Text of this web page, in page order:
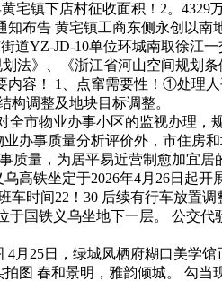
宅镇下店村征收面积！2。4329
布告 黄宅镇工商东侧永创以南
道YZ-JD-10单位环城南取徐江
法》、《浙江省河山空间规划条
内容！ 1、点窜需要性！①处理
调整及地块目标调整。
市物业办事小区的监视办理，
办事质量分析评价外，市住房
量，为居平易近营制愈加宜居
铁坐定于2026年4月26日起开
车时间22！30 后续有行车放置
国铁义乌坐地下一层。 公交代
25日，绿城凤栖府糊口美学馆
图 春和景明，雅韵倾城。 勾当